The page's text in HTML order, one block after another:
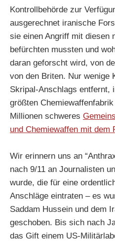
Kontrollbehörde zur
ausgerechnet iranische
sie einen Angriff mit diesen
befürchten mussten und
daran geforscht wird, von
von den Briten. Nur wenige
Skripal-Anschlags entfernt,
größten
Millionen schweres
und Chemiewaffen mit dem
Wir erinnern uns an
nach 9/11 an Journalisten
wurde, die für eine
Anschläge eintraten – es
Saddam Hussein und dem
geschoben. Bis sich nach
das Gift einem US-